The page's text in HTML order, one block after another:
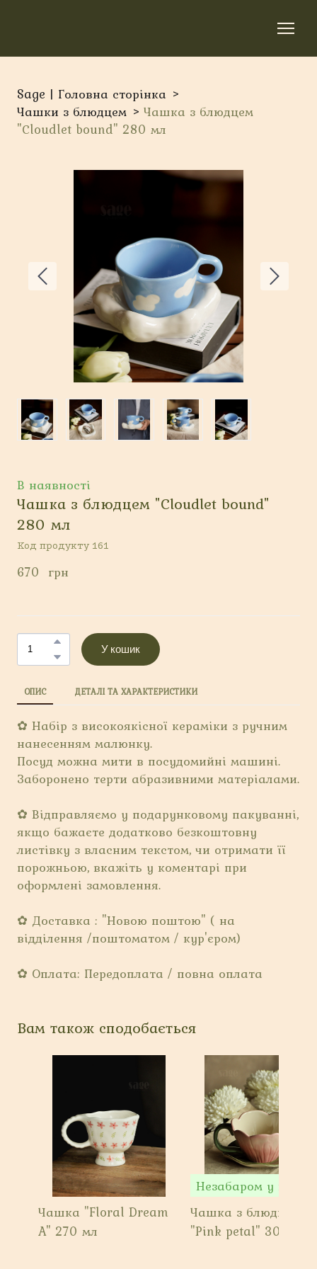
Sage | Головна сторінка
Чашки з блюдцем
Чашка з блюдцем
"Сloudlet bound" 280 мл
В наявності
Чашка з блюдцем "Сloudlet bound"
280 мл
Код продукту 161
670  грн
У кошик
ОПИС ДЕТАЛІ ТА ХАРАКТЕРИСТИКИ
✿ Набір з високоякісної кераміки з ручним
нанесенням малюнку.
Посуд можна мити в посудомийні машині.
Заборонено терти абразивними матеріалами.
✿ Відправляємо у подарунковому пакуванні,
якщо бажаєте додатково безкоштовну
листівку з власним текстом, чи отримати її
порожньою, вкажіть у коментарі при
оформлені замовлення.
✿ Доставка : "Новою поштою" ( на
відділення /поштоматом / кур'єром)
✿ Оплата: Передоплата / повна оплата
Вам також сподобається
Чашка "Floral Dream
A" 270 мл
Чашка з блюдцем
"Pink petal" 300 мл